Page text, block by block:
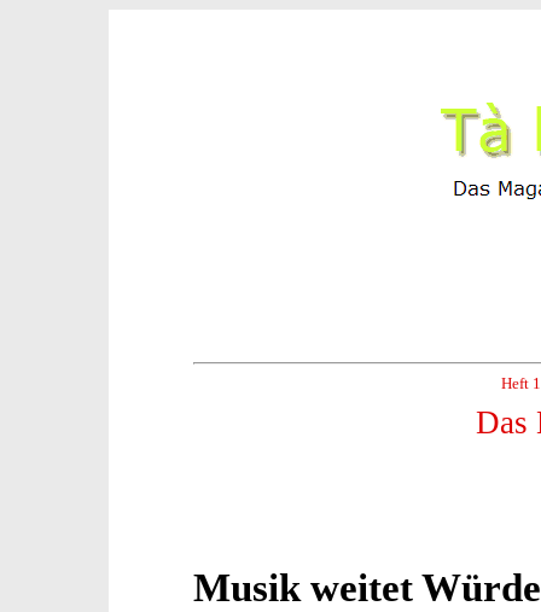
Heft
Das
Musik weitet Würde